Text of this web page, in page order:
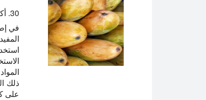
30. أكتوبر 2025
في
ذلك
على